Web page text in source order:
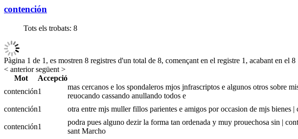
contención
Tots els trobats: 8
Pàgina 1 de 1, es mostren 8 registres d'un total de 8, començant en el registre 1, acabant en el 8
< anteriorsegüent >
Mot
Accepció
contención1
mas cercanos e los spondaleros mjos jnfrascriptos e algunos otros sobre
reuocando cassando anullando todos e
contención1 otra entre mjs muller fillos parientes e amigos por occasion de mjs
contención1
podra pues alguno dezir la forma tan ordenada y muy prouechosa sin |
sant Marcho